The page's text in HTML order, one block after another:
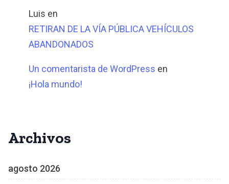
Luis en
RETIRAN DE LA VÍA PÚBLICA VEHÍCULOS
ABANDONADOS
Un comentarista de WordPress en
¡Hola mundo!
Archivos
agosto 2026